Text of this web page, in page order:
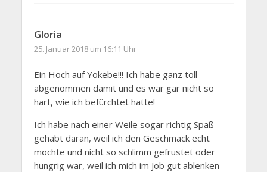
Gloria
25. Januar 2018 um 16:11 Uhr
Ein Hoch auf Yokebe!!! Ich habe ganz toll
abgenommen damit und es war gar nicht so
hart, wie ich befürchtet hatte!
Ich habe nach einer Weile sogar richtig Spaß
gehabt daran, weil ich den Geschmack echt
mochte und nicht so schlimm gefrustet oder
hungrig war, weil ich mich im Job gut ablenken